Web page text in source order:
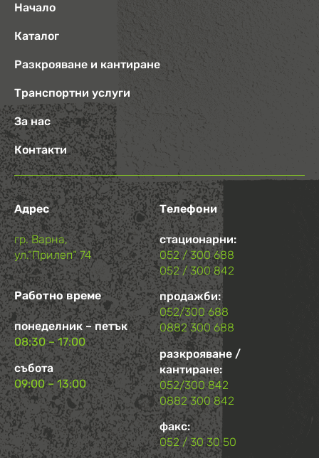
Начало
Каталог
Разкрояване и кантиране
Транспортни услуги
За нас
Контакти
Адрес
гр. Варна,
ул.“Прилеп“ 74
Работно време
понеделник – петък
08:30 – 17:00
събота
09:00 – 13:00
Телефони
стационарни:
052 / 300 688
052 / 300 842
продажби:
052/300 688
0882 300 688
разкрояване /
кантиране:
052/300 842
0882 300 842
факс:
052 / 30 30 50